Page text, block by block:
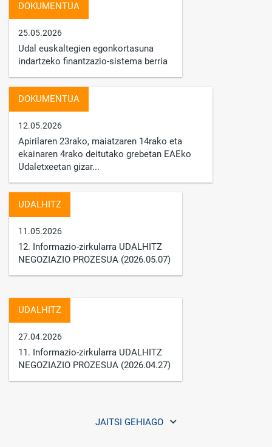
DOKUMENTUA
25.05.2026
Udal euskaltegien egonkortasuna
indartzeko finantzazio-sistema berria
DOKUMENTUA
12.05.2026
Apirilaren 23rako, maiatzaren 14rako eta
ekainaren 4rako deitutako grebetan EAEko
Udaletxeetan gizar...
UDALHITZ
11.05.2026
12. Informazio-zirkularra UDALHITZ
NEGOZIAZIO PROZESUA (2026.05.07)
UDALHITZ
27.04.2026
11. Informazio-zirkularra UDALHITZ
NEGOZIAZIO PROZESUA (2026.04.27)
JAITSI GEHIAGO